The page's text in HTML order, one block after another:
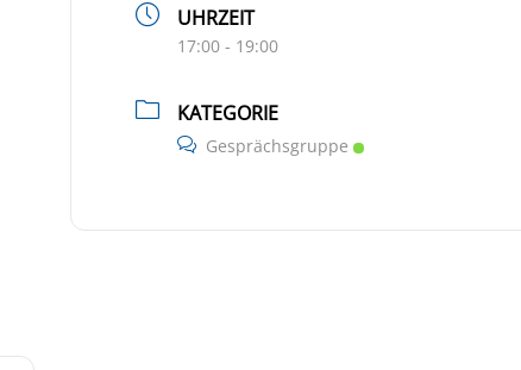
UHRZEIT
17:00 - 19:00
KATEGORIE
Gesprächsgruppe